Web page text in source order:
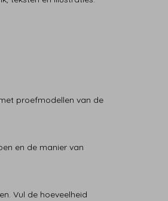
proefmodellen van de
en de manier van
Vul de hoeveelheid